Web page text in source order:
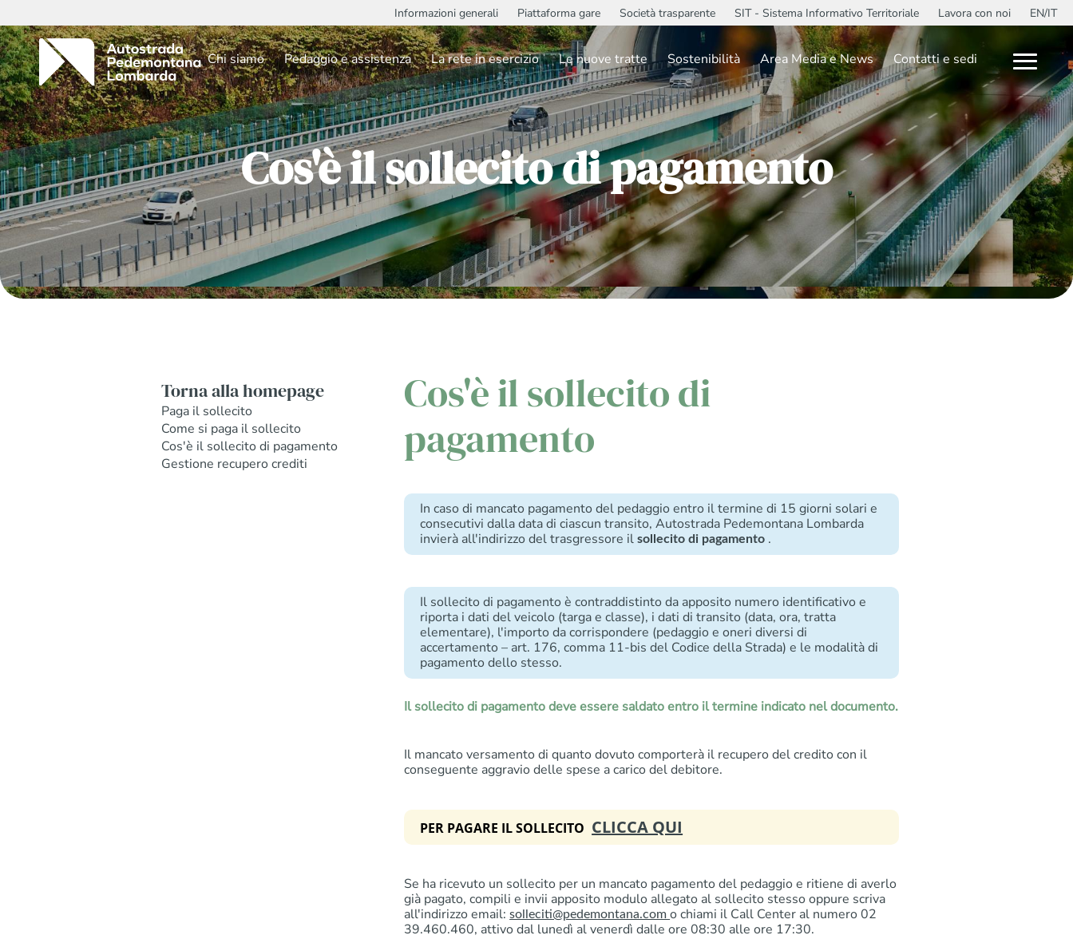
Informazioni generali Piattaforma gare Società trasparente SIT - Sistema Informativo Territoriale Lavora con noi EN/IT
Chi siamo Pedaggio e assistenza La rete in esercizio Le nuove tratte Sostenibilità Area Media e News Contatti e sedi
Cos'è il sollecito di pagamento
Torna alla homepage
Paga il sollecito
Come si paga il sollecito
Cos'è il sollecito di pagamento
Gestione recupero crediti
Cos'è il sollecito di
pagamento
In caso di mancato pagamento del pedaggio entro il termine di 15 giorni solari e
consecutivi dalla data di ciascun transito, Autostrada Pedemontana Lombarda
invierà all'indirizzo del trasgressore ilsollecito di pagamento .
Il sollecito di pagamento è contraddistinto da apposito numero identificativo e
riporta i dati del veicolo (targa e classe), i dati di transito (data, ora, tratta
elementare), l'importo da corrispondere (pedaggio e oneri diversi di
accertamento – art. 176, comma 11-bis del Codice della Strada) e le modalità di
pagamento dello stesso.
Il sollecito di pagamento deve essere saldato entro il termine indicato nel documento.
Il mancato versamento di quanto dovuto comporterà il recupero del credito con il
conseguente aggravio delle spese a carico del debitore.
PER PAGARE IL SOLLECITO CLICCA QUI
Se ha ricevuto un sollecito per un mancato pagamento del pedaggio e ritiene di averlo
già pagato, compili e invii apposito modulo allegato al sollecito stesso oppure scriva
all'indirizzo email:solleciti@pedemontana.como chiami il Call Center al numero 02
39.460.460, attivo dal lunedì al venerdì dalle ore 08:30 alle ore 17:30.